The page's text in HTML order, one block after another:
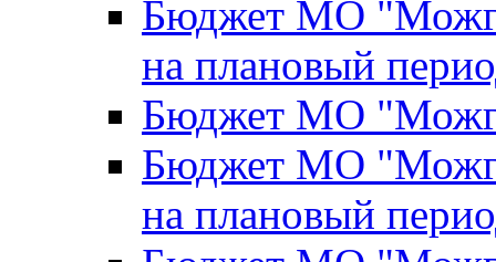
Бюджет МО
на плановый
Бюджет МО
Бюджет МО
на плановый